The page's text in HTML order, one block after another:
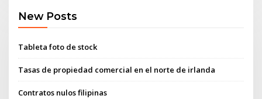
New Posts
Tableta foto de stock
Tasas de propiedad comercial en el norte de irlanda
Contratos nulos filipinas